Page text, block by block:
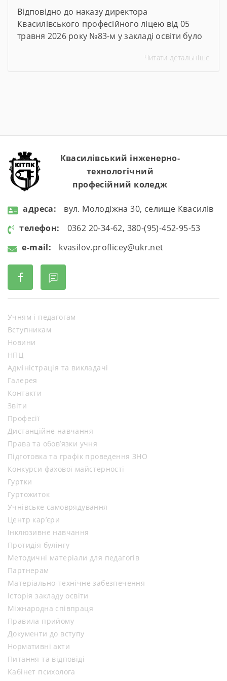
Відповідно до наказу директора
Квасилівського професійного ліцею від 05
травня 2026 року №83-м у закладі освіти було
дорожнього руху. Упродовж тижня педагогічні
дитячого дорожньо-транспортного
щодо […]
Читати детальніше
Квасилівський інженерно-
технологічний
професійний коледж
aдресa:
вул. Молодіжна 30, селище Квасилів
телефон:
0362 20-34-62, 380-(95)-452-95-53
e-mail:
kvasilov.proflicey@ukr.net
Учням і педагогам
Вступникам
Новини
НПЦ
Адміністрація та викладачі
Галерея
Контакти
Звіти
Професії
Дистанційне навчання
Права та обов’язки учня
Підготовка та графік проведення ЗНО
Конкурси фахової майстерності
Гуртки
Гуртожиток
Учнівське самоврядування
Центр кар’єри
Інклюзивне навчання
Протидія булінгу
Методичні матеріали для педагогів
Партнерам
Матеріально-технічне забезпечення
Історія закладу освіти
Міжнародна співпраця
Правила прийому
Документи до вступу
Нормативні акти
Питання та відповіді
Кабінет психолога